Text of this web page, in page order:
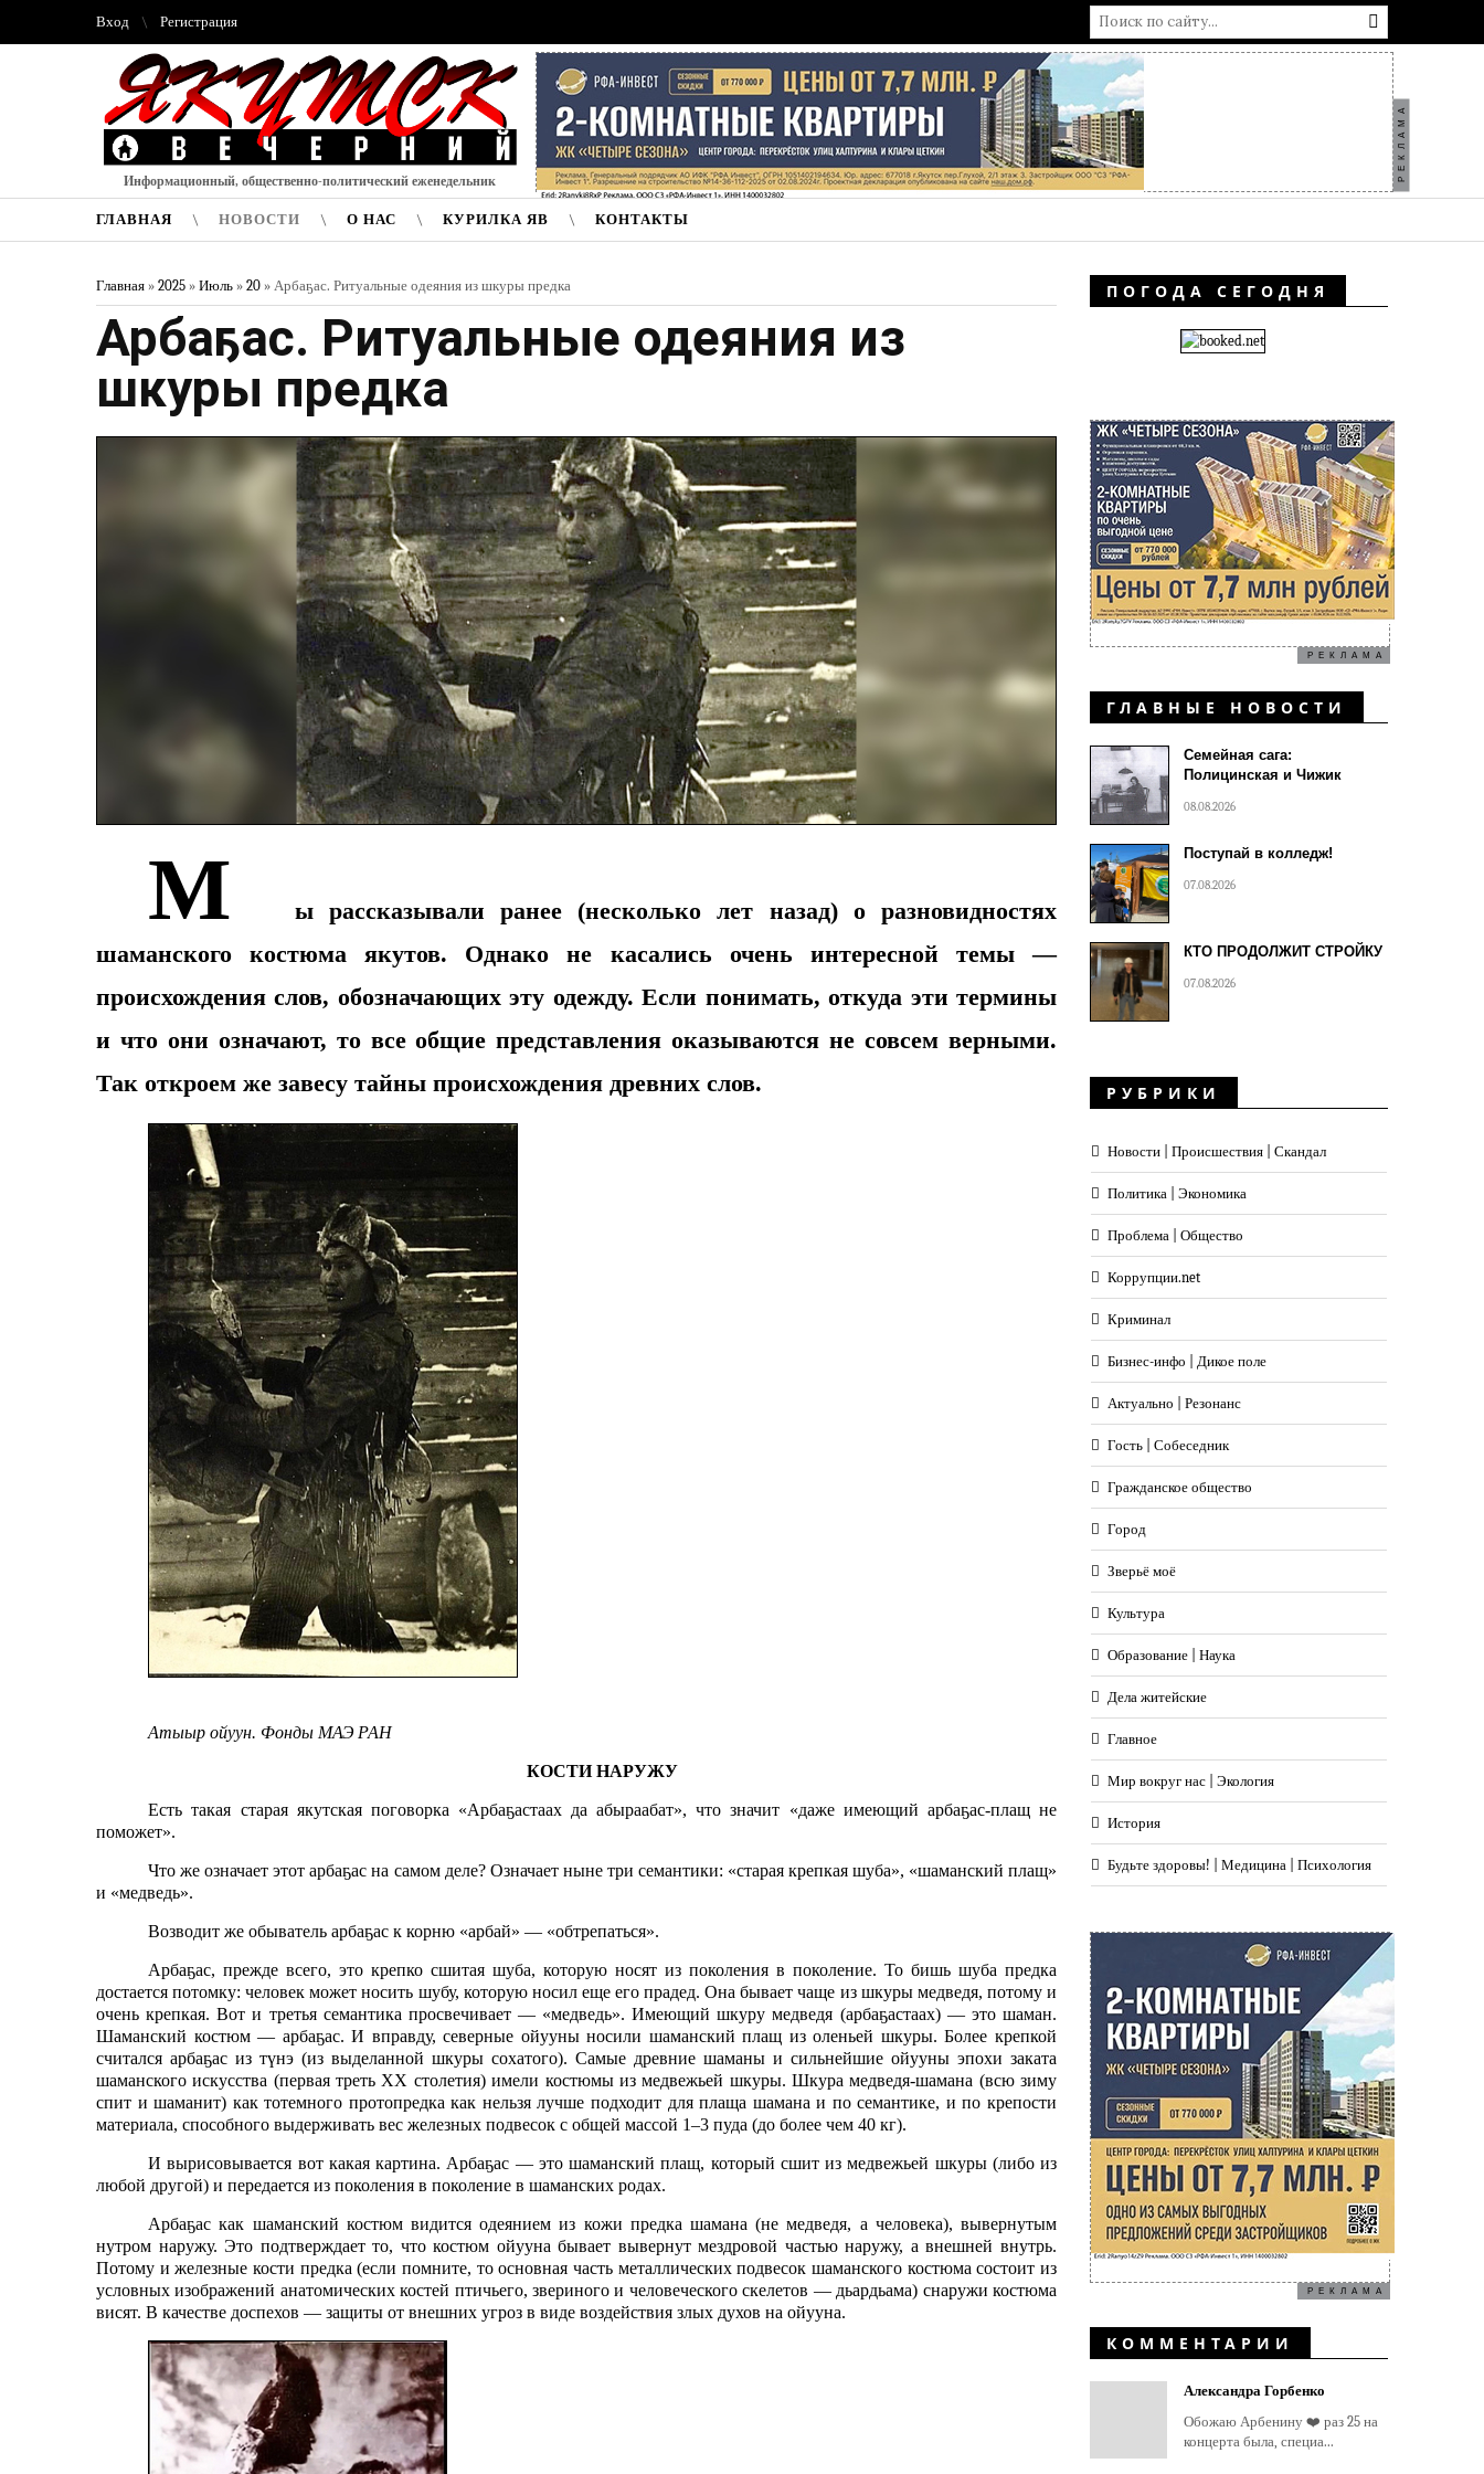
Вход Регистрация
Информационный, общественно-политический еженедельник РЕКЛАМА
ГЛАВНАЯ НОВОСТИ О НАС КУРИЛКА ЯВ КОНТАКТЫ
Главная » 2025 » Июль » 20 » Арбаҕас. Ритуальные одеяния из шкуры предка
Арбаҕас. Ритуальные одеяния из
шкуры предка
М
ы рассказывали ранее (несколько лет назад) о разновидностях
шаманского костюма якутов. Однако не касались очень интересной темы —
происхождения слов, обозначающих эту одежду. Если понимать, откуда эти термины
и что они означают, то все общие представления оказываются не совсем верными.
Так откроем же завесу тайны происхождения древних слов.
Атыыр ойуун. Фонды МАЭ РАН
КОСТИ НАРУЖУ
Есть такая старая якутская поговорка «Арбаҕастаах да абыраабат», что значит «даже имеющий арбаҕас-плащ не
поможет».
Что же означает этот арбаҕас на самом деле? Означает ныне три семантики: «старая крепкая шуба», «шаманский плащ»
и «медведь».
Возводит же обыватель арбаҕас к корню «арбай» — «обтрепаться».
Арбаҕас, прежде всего, это крепко сшитая шуба, которую носят из поколения в поколение. То бишь шуба предка
достается потомку: человек может носить шубу, которую носил еще его прадед. Она бывает чаще из шкуры медведя, потому и
очень крепкая. Вот и третья семантика просвечивает — «медведь». Имеющий шкуру медведя (арбаҕастаах) — это шаман.
Шаманский костюм — арбаҕас. И вправду, северные ойууны носили шаманский плащ из оленьей шкуры. Более крепкой
считался арбаҕас из түнэ (из выделанной шкуры сохатого). Самые древние шаманы и сильнейшие ойууны эпохи заката
шаманского искусства (первая треть ХХ столетия) имели костюмы из медвежьей шкуры. Шкура медведя-шамана (всю зиму
спит и шаманит) как тотемного протопредка как нельзя лучше подходит для плаща шамана и по семантике, и по крепости
материала, способного выдерживать вес железных подвесок с общей массой 1–3 пуда (до более чем 40 кг).
И вырисовывается вот какая картина. Арбаҕас — это шаманский плащ, который сшит из медвежьей шкуры (либо из
любой другой) и передается из поколения в поколение в шаманских родах.
Арбаҕас как шаманский костюм видится одеянием из кожи предка шамана (не медведя, а человека), вывернутым
нутром наружу. Это подтверждает то, что костюм ойууна бывает вывернут мездровой частью наружу, а внешней внутрь.
Потому и железные кости предка (если помните, то основная часть металлических подвесок шаманского костюма состоит из
условных изображений анатомических костей птичьего, звериного и человеческого скелетов — дьардьама) снаружи костюма
висят. В качестве доспехов — защиты от внешних угроз в виде воздействия злых духов на ойууна.
ПОГОДА СЕГОДНЯ
РЕКЛАМА
ГЛАВНЫЕ НОВОСТИ
Семейная сага:
Полицинская и Чижик
08.08.2026
Поступай в колледж!
07.08.2026
КТО ПРОДОЛЖИТ СТРОЙКУ
07.08.2026
РУБРИКИ
Новости | Происшествия | Скандал
Политика | Экономика
Проблема | Общество
Коррупции.net
Криминал
Бизнес-инфо | Дикое поле
Актуально | Резонанс
Гость | Собеседник
Гражданское общество
Город
Зверьё моё
Культура
Образование | Наука
Дела житейские
Главное
Мир вокруг нас | Экология
История
Будьте здоровы! | Медицина | Психология
РЕКЛАМА
КОММЕНТАРИИ
Александра Горбенко
Обожаю Арбенину ❤️ раз 25 на
концерта была, специа...